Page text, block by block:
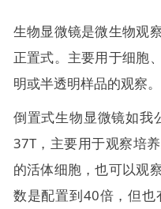
生物显微镜是微生物观
正置式。主要用于细胞
明或半透明样品的观察。
倒置式生物显微镜如我
37T，主要用于观察培
的活体细胞，也可以观
数是配置到40倍，但